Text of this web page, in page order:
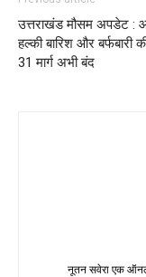
उत्तराखंड मौसम अपडेट :
हल्की बारिश और बर्फबारी
31 मार्ग अभी बंद
नूतन सवेरा एक